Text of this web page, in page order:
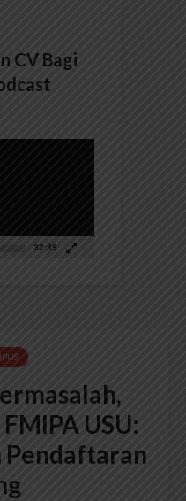
CV Bagi
32:39
USU:
Pendaftaran